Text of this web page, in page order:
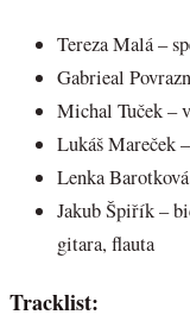
Tereza Malá –
Gabrieal
Michal Tuček –
Lukáš Mareček
Lenka
Jakub Špiřík –
gitara, flauta
Tracklist: